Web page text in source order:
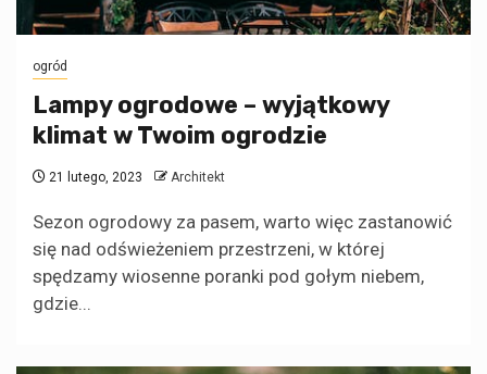
ogród
Lampy ogrodowe – wyjątkowy
klimat w Twoim ogrodzie
21 lutego, 2023 Architekt
Sezon ogrodowy za pasem, warto więc zastanowić
się nad odświeżeniem przestrzeni, w której
spędzamy wiosenne poranki pod gołym niebem,
gdzie...